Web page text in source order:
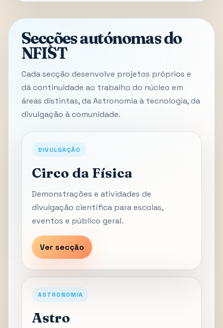
Secções autónomas do
NFIST
Cada secção desenvolve projetos próprios e
dá continuidade ao trabalho do núcleo em
áreas distintas, da Astronomia à tecnologia, da
divulgação à comunidade.
DIVULGAÇÃO
Circo da Física
Demonstrações e atividades de
divulgação científica para escolas,
eventos e público geral.
Ver secção
ASTRONOMIA
Astro